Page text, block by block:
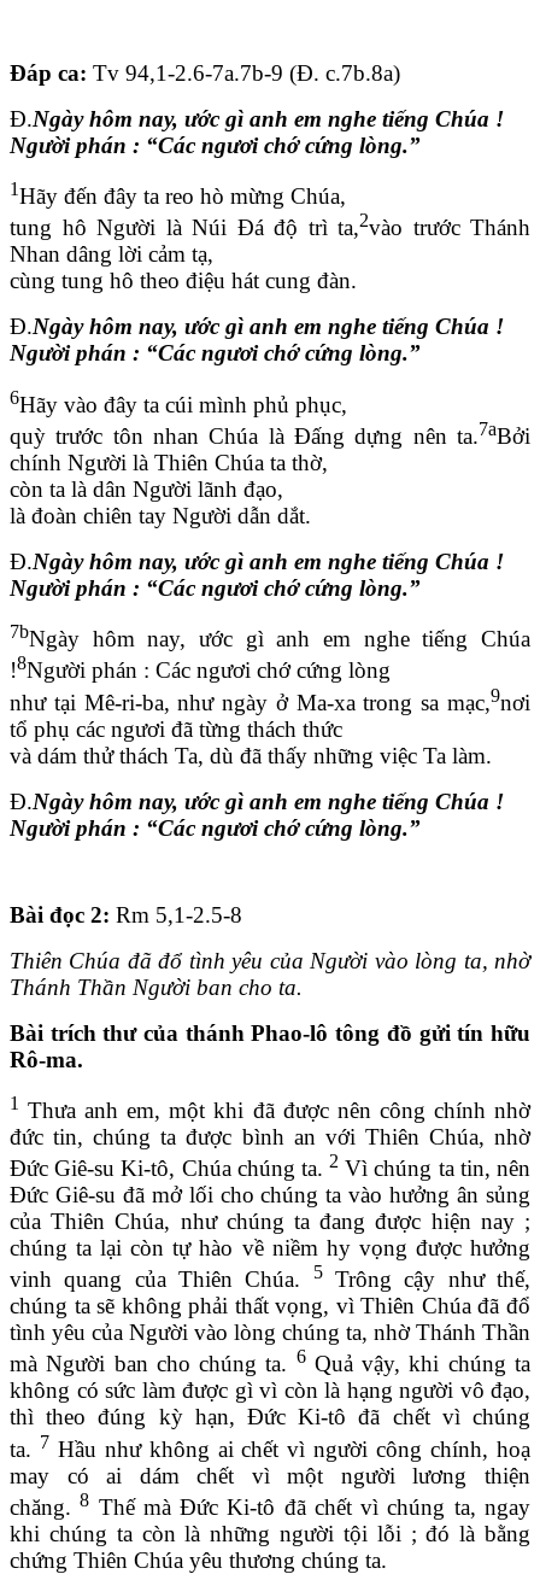
Đáp ca: Tv 94,1-2.6-7a.7b-9 (Đ. c.7b.8a)
Đ.Ngày hôm nay, ước gì anh em nghe tiếng Chúa !
Người phán : “Các ngươi chớ cứng lòng.”
1Hãy đến đây ta reo hò mừng Chúa,
tung hô Người là Núi Đá độ trì ta,2vào trước Thánh
Nhan dâng lời cảm tạ,
cùng tung hô theo điệu hát cung đàn.
Đ.Ngày hôm nay, ước gì anh em nghe tiếng Chúa !
Người phán : “Các ngươi chớ cứng lòng.”
6Hãy vào đây ta cúi mình phủ phục,
quỳ trước tôn nhan Chúa là Đấng dựng nên ta.7aBởi
chính Người là Thiên Chúa ta thờ,
còn ta là dân Người lãnh đạo,
là đoàn chiên tay Người dẫn dắt.
Đ.Ngày hôm nay, ước gì anh em nghe tiếng Chúa !
Người phán : “Các ngươi chớ cứng lòng.”
7bNgày hôm nay, ước gì anh em nghe tiếng Chúa
!8Người phán : Các ngươi chớ cứng lòng
như tại Mê-ri-ba, như ngày ở Ma-xa trong sa mạc,9nơi
tổ phụ các ngươi đã từng thách thức
và dám thử thách Ta, dù đã thấy những việc Ta làm.
Đ.Ngày hôm nay, ước gì anh em nghe tiếng Chúa !
Người phán : “Các ngươi chớ cứng lòng.”
Bài đọc 2: Rm 5,1-2.5-8
Thiên Chúa đã đổ tình yêu của Người vào lòng ta, nhờ
Thánh Thần Người ban cho ta.
Bài trích thư của thánh Phao-lô tông đồ gửi tín hữu
Rô-ma.
1 Thưa anh em, một khi đã được nên công chính nhờ
đức tin, chúng ta được bình an với Thiên Chúa, nhờ
Đức Giê-su Ki-tô, Chúa chúng ta.2 Vì chúng ta tin, nên
Đức Giê-su đã mở lối cho chúng ta vào hưởng ân sủng
của Thiên Chúa, như chúng ta đang được hiện nay ;
chúng ta lại còn tự hào về niềm hy vọng được hưởng
vinh quang của Thiên Chúa.
5Trông cậy như thế,
chúng ta sẽ không phải thất vọng, vì Thiên Chúa đã đổ
tình yêu của Người vào lòng chúng ta, nhờ Thánh Thần
mà Người ban cho chúng ta. 6Quả vậy, khi chúng ta
không có sức làm được gì vì còn là hạng người vô đạo,
thì theo đúng kỳ hạn, Đức Ki-tô đã chết vì chúng
ta. 7 Hầu như không ai chết vì người công chính, hoạ
may có ai dám chết vì một người lương thiện
chăng.8 Thế mà Đức Ki-tô đã chết vì chúng ta, ngay
khi chúng ta còn là những người tội lỗi ; đó là bằng
chứng Thiên Chúa yêu thương chúng ta.